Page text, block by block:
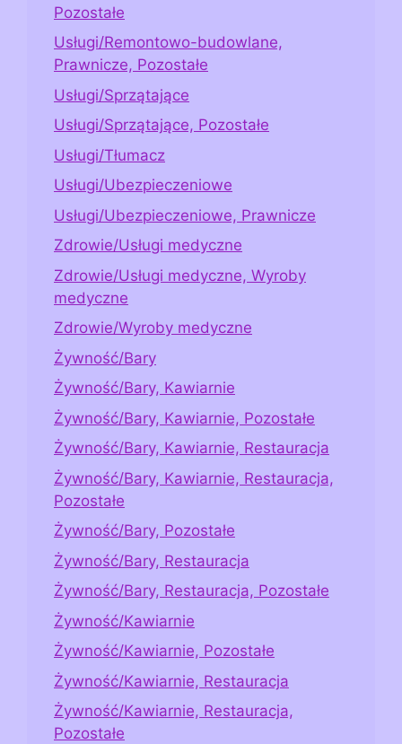
Pozostałe
Usługi/Remontowo-budowlane,
Prawnicze, Pozostałe
Usługi/Sprzątające
Usługi/Sprzątające, Pozostałe
Usługi/Tłumacz
Usługi/Ubezpieczeniowe
Usługi/Ubezpieczeniowe, Prawnicze
Zdrowie/Usługi medyczne
Zdrowie/Usługi medyczne, Wyroby
medyczne
Zdrowie/Wyroby medyczne
Żywność/Bary
Żywność/Bary, Kawiarnie
Żywność/Bary, Kawiarnie, Pozostałe
Żywność/Bary, Kawiarnie, Restauracja
Żywność/Bary, Kawiarnie, Restauracja,
Pozostałe
Żywność/Bary, Pozostałe
Żywność/Bary, Restauracja
Żywność/Bary, Restauracja, Pozostałe
Żywność/Kawiarnie
Żywność/Kawiarnie, Pozostałe
Żywność/Kawiarnie, Restauracja
Żywność/Kawiarnie, Restauracja,
Pozostałe